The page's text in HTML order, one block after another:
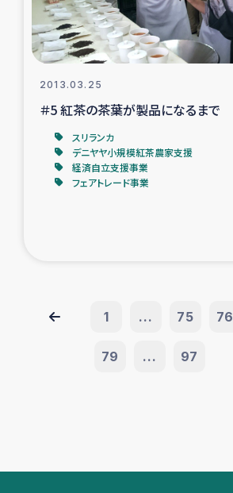
2013.03.25
＃5 紅茶の茶葉が製品になるまで
スリランカ
デニヤヤ小規模紅茶農家支援
経済自立支援事業
フェアトレード事業
1 ... 75 76
79 ... 97